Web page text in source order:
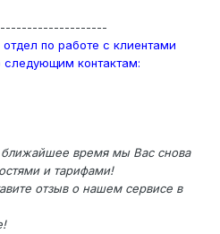
по работе с клиентами
следующим контактам:
ближайшее время мы Вас снова
и тарифами!
отзыв о нашем сервисе в